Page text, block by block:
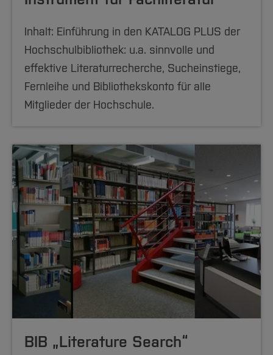
Forschung und Projekte
International
Team
Service
Studiengänge
Studieninteressierte
Studium
Fachgruppen
Forschung und Entwicklung
International
Team
Amtliche Bekanntmachungen
Notfall-Infos
BO Shop
Familiengerechte Hochschule
Gleichstellung
Diskriminierungsfreie Hochschule
Vertretungen
Wahlen
Hochschulkommunikation
International Office
Medienzentrum
qed-Stiftung
Zentrale Studienberatung
Inhalt: Einführung in den KATALOG PLUS der
Hochschulbibliothek: u.a. sinnvolle und
effektive Literaturrecherche, Sucheinstiege,
Fernleihe und Bibliothekskonto für alle
Mitglieder der Hochschule.
BIB „Literature Search“